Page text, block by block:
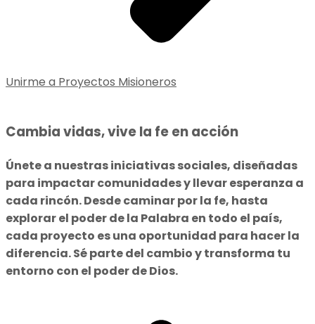
Unirme a Proyectos Misioneros
Cambia vidas, vive la fe en acción
Únete a nuestras iniciativas sociales, diseñadas
para impactar comunidades y llevar esperanza a
cada rincón. Desde caminar por la fe, hasta
explorar el poder de la Palabra en todo el país,
cada proyecto es una oportunidad para hacer la
diferencia. Sé parte del cambio y transforma tu
entorno con el poder de Dios.